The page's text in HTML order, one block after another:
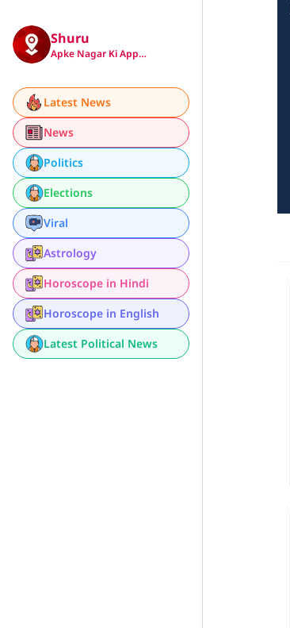
Shuru
Apke Nagar Ki App…
Latest News
News
Politics
Elections
Viral
Astrology
Horoscope in Hindi
Horoscope in English
Latest Political News